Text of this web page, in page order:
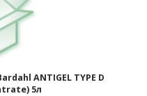
ANTIGEL TYPE D
5л